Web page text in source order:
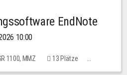
EndNote
10:00
1100, MMZ
13 Plätze